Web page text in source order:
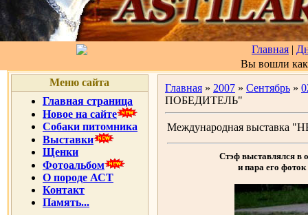
Главная |
Вы вошли
Меню сайта
Главная страница
Новое на сайте
Собаки питомника
Выставки
Щенки
Фотоальбом
О породе АСТ
Контакт
Память...
Главная » 2007 » Сентябрь »
ПОБЕДИТЕЛЬ"
Международная
Стэф выставлялся в
и пара его